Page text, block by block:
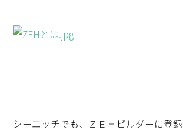
シーエッチでも、ＺＥＨビルダーに登録